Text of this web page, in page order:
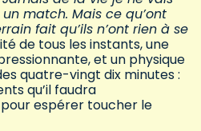
match. Mais ce qu’ont
fait qu’ils n’ont rien à se
de tous les instants, une
et un physique
quatre-vingt dix minutes :
qu’il faudra
espérer toucher le